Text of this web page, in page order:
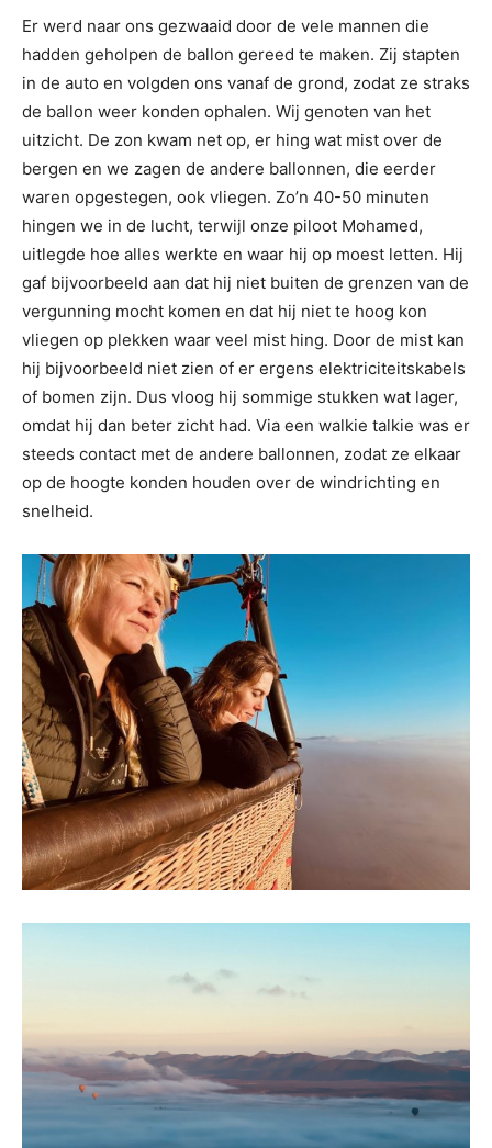
Er werd naar ons gezwaaid door de vele mannen die
hadden geholpen de ballon gereed te maken. Zij stapten
in de auto en volgden ons vanaf de grond, zodat ze straks
de ballon weer konden ophalen. Wij genoten van het
uitzicht. De zon kwam net op, er hing wat mist over de
bergen en we zagen de andere ballonnen, die eerder
waren opgestegen, ook vliegen. Zo’n 40-50 minuten
hingen we in de lucht, terwijl onze piloot Mohamed,
uitlegde hoe alles werkte en waar hij op moest letten. Hij
gaf bijvoorbeeld aan dat hij niet buiten de grenzen van de
vergunning mocht komen en dat hij niet te hoog kon
vliegen op plekken waar veel mist hing. Door de mist kan
hij bijvoorbeeld niet zien of er ergens elektriciteitskabels
of bomen zijn. Dus vloog hij sommige stukken wat lager,
omdat hij dan beter zicht had. Via een walkie talkie was er
steeds contact met de andere ballonnen, zodat ze elkaar
op de hoogte konden houden over de windrichting en
snelheid.